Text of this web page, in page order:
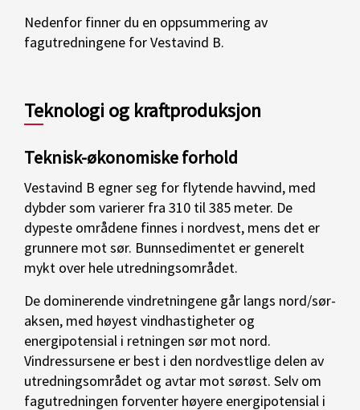
Nedenfor finner du en oppsummering av
fagutredningene for Vestavind B.
Teknologi og kraftproduksjon
Teknisk-økonomiske forhold
Vestavind B egner seg for flytende havvind, med
dybder som varierer fra 310 til 385 meter. De
dypeste områdene finnes i nordvest, mens det er
grunnere mot sør. Bunnsedimentet er generelt
mykt over hele utredningsområdet.
De dominerende vindretningene går langs nord/sør-
aksen, med høyest vindhastigheter og
energipotensial i retningen sør mot nord.
Vindressursene er best i den nordvestlige delen av
utredningsområdet og avtar mot sørøst. Selv om
fagutredningen forventer høyere energipotensial i